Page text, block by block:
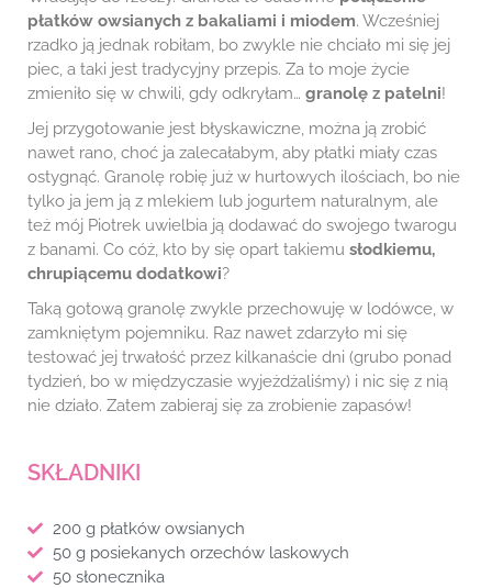
płatków owsianych z bakaliami i miodem. Wcześniej
rzadko ją jednak robiłam, bo zwykle nie chciało mi się jej
piec, a taki jest tradycyjny przepis. Za to moje życie
zmieniło się w chwili, gdy odkryłam… granolę z patelni!
Jej przygotowanie jest błyskawiczne, można ją zrobić
nawet rano, choć ja zalecałabym, aby płatki miały czas
ostygnąć. Granolę robię już w hurtowych ilościach, bo nie
tylko ja jem ją z mlekiem lub jogurtem naturalnym, ale
też mój Piotrek uwielbia ją dodawać do swojego twarogu
z banami. Co cóż, kto by się opart takiemu słodkiemu,
chrupiącemu dodatkowi?
Taką gotową granolę zwykle przechowuję w lodówce, w
zamkniętym pojemniku. Raz nawet zdarzyło mi się
testować jej trwałość przez kilkanaście dni (grubo ponad
tydzień, bo w międzyczasie wyjeżdżaliśmy) i nic się z nią
nie działo. Zatem zabieraj się za zrobienie zapasów!
SKŁADNIKI
200 g płatków owsianych
50 g posiekanych orzechów laskowych
50 słonecznika